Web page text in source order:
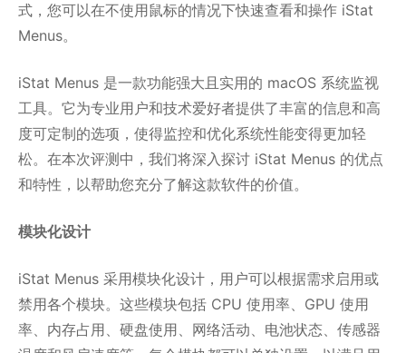
式，您可以在不使用鼠标的情况下快速查看和操作 iStat
Menus。
iStat Menus 是一款功能强大且实用的 macOS 系统监视
工具。它为专业用户和技术爱好者提供了丰富的信息和高
度可定制的选项，使得监控和优化系统性能变得更加轻
松。在本次评测中，我们将深入探讨 iStat Menus 的优点
和特性，以帮助您充分了解这款软件的价值。
模块化设计
iStat Menus 采用模块化设计，用户可以根据需求启用或
禁用各个模块。这些模块包括 CPU 使用率、GPU 使用
率、内存占用、硬盘使用、网络活动、电池状态、传感器